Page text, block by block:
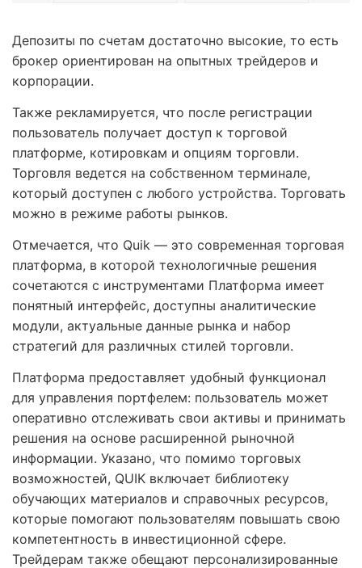
Депозиты по счетам достаточно высокие, то есть
брокер ориентирован на опытных трейдеров и
корпорации.
Также рекламируется, что после регистрации
пользователь получает доступ к торговой
платформе, котировкам и опциям торговли.
Торговля ведется на собственном терминале,
который доступен с любого устройства. Торговать
можно в режиме работы рынков.
Отмечается, что Quik — это современная торговая
платформа, в которой технологичные решения
сочетаются с инструментами Платформа имеет
понятный интерфейс, доступны аналитические
модули, актуальные данные рынка и набор
стратегий для различных стилей торговли.
Платформа предоставляет удобный функционал
для управления портфелем: пользователь может
оперативно отслеживать свои активы и принимать
решения на основе расширенной рыночной
информации. Указано, что помимо торговых
возможностей, QUIK включает библиотеку
обучающих материалов и справочных ресурсов,
которые помогают пользователям повышать свою
компетентность в инвестиционной сфере.
Трейдерам также обещают персонализированные